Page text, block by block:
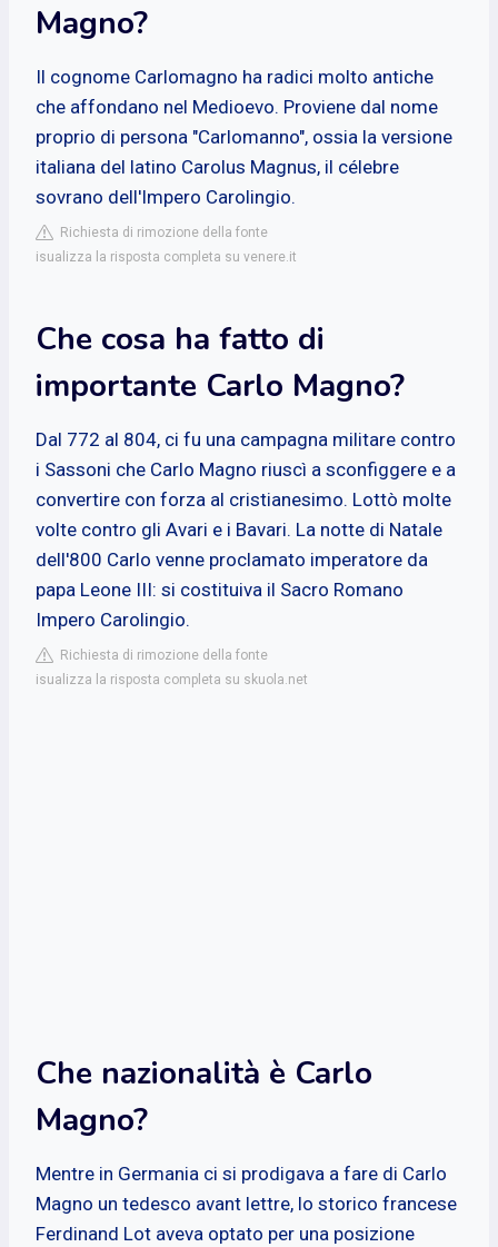
Magno?
Il cognome Carlomagno ha radici molto antiche
che affondano nel Medioevo. Proviene dal nome
proprio di persona "Carlomanno", ossia la versione
italiana del latino Carolus Magnus, il célebre
sovrano dell'Impero Carolingio.
Richiesta di rimozione della fonte
isualizza la risposta completa su venere.it
Che cosa ha fatto di
importante Carlo Magno?
Dal 772 al 804, ci fu una campagna militare contro
i Sassoni che Carlo Magno riuscì a sconfiggere e a
convertire con forza al cristianesimo. Lottò molte
volte contro gli Avari e i Bavari. La notte di Natale
dell'800 Carlo venne proclamato imperatore da
papa Leone III: si costituiva il Sacro Romano
Impero Carolingio.
Richiesta di rimozione della fonte
isualizza la risposta completa su skuola.net
Che nazionalità è Carlo
Magno?
Mentre in Germania ci si prodigava a fare di Carlo
Magno un tedesco avant lettre, lo storico francese
Ferdinand Lot aveva optato per una posizione